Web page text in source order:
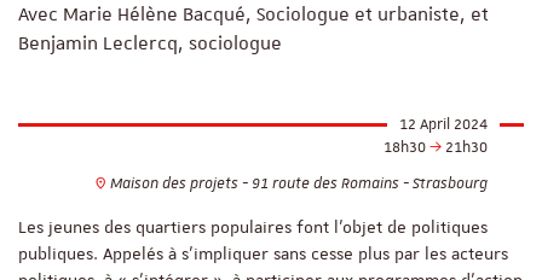
Avec Marie Hélène Bacqué, Sociologue et urbaniste, et
Benjamin Leclercq, sociologue
12 April 2024
18h30
21h30
Maison des projets - 91 route des Romains - Strasbourg
Les jeunes des quartiers populaires font l’objet de politiques
publiques. Appelés à s’impliquer sans cesse plus par les acteurs